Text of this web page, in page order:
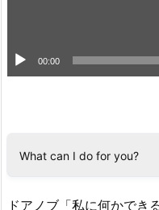
00:00
What can I do for you?
ドアノブ「私に何かでき